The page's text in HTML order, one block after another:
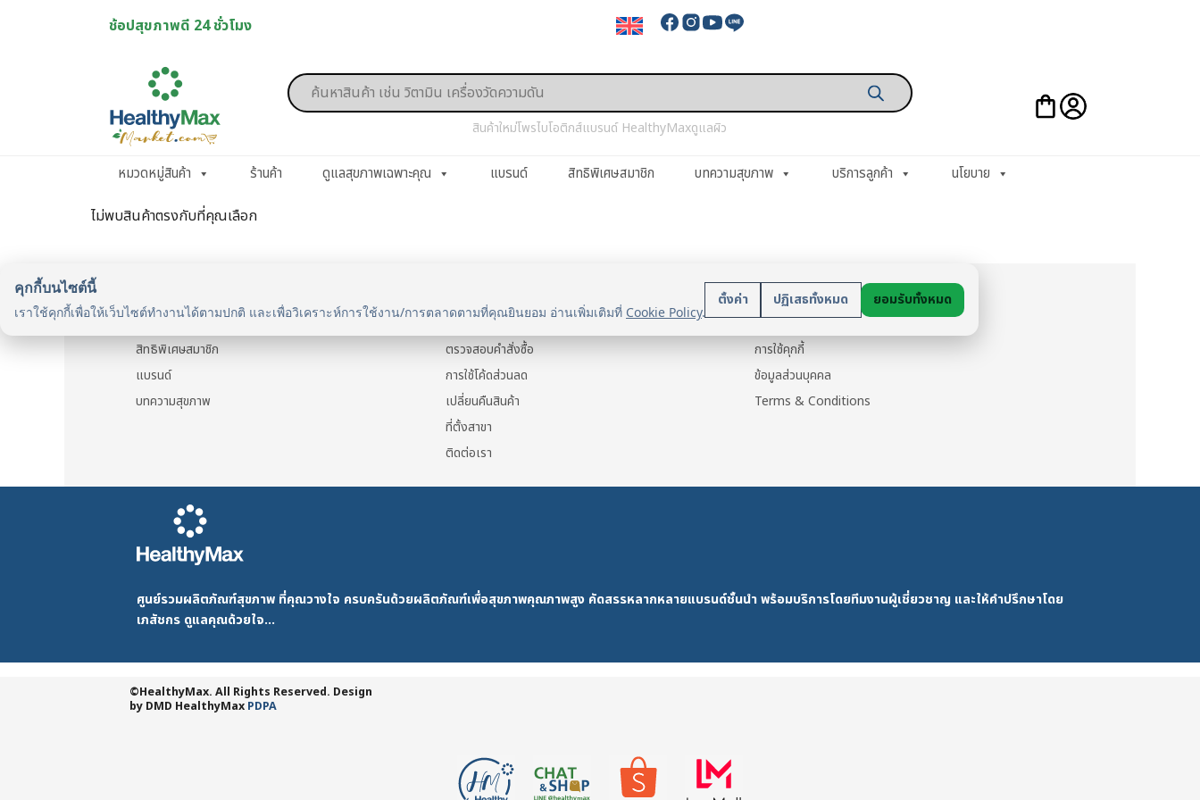
ช้อปสุขภาพดี 24 ชั่วโมง
Products
search
สินค้าใหม่โพรไบโอติกส์แบรนด์ HealthyMaxดูแลผิว
หมวดหมู่สินค้า ร้านค้า ดูแลสุขภาพเฉพาะคุณ แบรนด์ สิทธิพิเศษสมาชิก บทความสุขภาพ บริการลูกค้า นโยบาย
ไม่พบสินค้าตรงกับที่คุณเลือก
คุกกี้บนไซต์นี้
เราใช้คุกกี้เพื่อให้เว็บไซต์ทำงานได้ตามปกติ และเพื่อวิเคราะห์การใช้งาน/การตลาดตามที่คุณยินยอม อ่านเพิ่มเติมที่ Cookie Policy.
ตั้งค่า ปฏิเสธทั้งหมด ยอมรับทั้งหมด
สิทธิพิเศษสมาชิก
แบรนด์
บทความสุขภาพ
แจ้งการชำระเงิน
ตรวจสอบคำสั่งซื้อ
การใช้โค้ดส่วนลด
เปลี่ยนคืนสินค้า
ที่ตั้งสาขา
ติดต่อเรา
นโยบาย
ข้อมูลส่วนตัว
การใช้คุกกี้
ข้อมูลส่วนบุคคล
Terms & Conditions
ศูนย์รวมผลิตภัณฑ์สุขภาพ ที่คุณวางใจ ครบครันด้วยผลิตภัณฑ์เพื่อสุขภาพคุณภาพสูง คัดสรรหลากหลายแบรนด์ชั้นนำ พร้อมบริการโดยทีมงานผู้เชี่ยวชาญ และให้คำปรึกษาโดย
เภสัชกร ดูแลคุณด้วยใจ...
©HealthyMax. All Rights Reserved. Design
by DMD HealthyMax PDPA